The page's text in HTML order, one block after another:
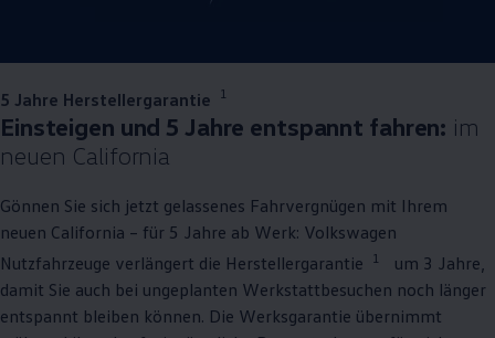
5 Jahre Herstellergarantie 1
Einsteigen und 5 Jahre entspannt fahren: im
neuen California
Gönnen Sie sich jetzt gelassenes Fahrvergnügen mit Ihrem
neuen California – für 5 Jahre ab Werk: Volkswagen
Nutzfahrzeuge verlängert die Herstellergarantie 1
um 3 Jahre,
damit Sie auch bei ungeplanten Werkstattbesuchen noch länger
entspannt bleiben können. Die Werksgarantie übernimmt